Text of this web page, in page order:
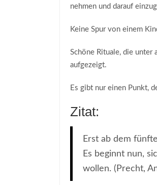
nehmen und darauf
Keine Spur von einem
Schöne Rituale, die unter
aufgezeigt.
Es gibt nur einen Punkt,
Zitat:
Erst ab dem
Es beginnt nun,
wollen. (Precht,